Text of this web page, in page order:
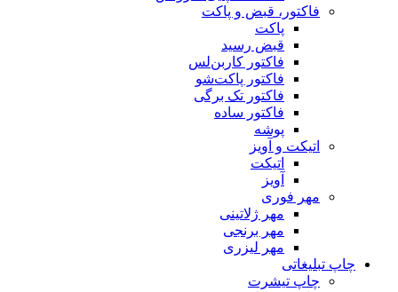
فاکتور، قبض و پاکت
پاکت
قبض رسید
فاکتور کاربن‌لس
فاکتور پاکت‌شو
فاکتور تک برگی
فاکتور ساده
پوشه
اتیکت و آویز
اتیکت
آویز
مهر فوری
مهر ژلاتینی
مهر برنجی
مهر لیزری
چاپ تبلیغاتی
چاپ تیشرت